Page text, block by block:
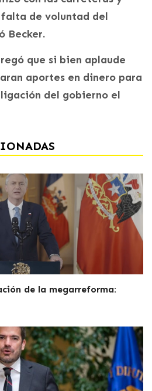
falta de voluntad del
Becker.
que si bien aplaude
aportes en dinero para
del gobierno el
de la megarreforma: